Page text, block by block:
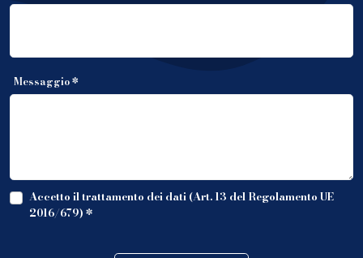
Messaggio *
Accetto il trattamento dei dati (Art. 13 del Regolamento UE
2016/679) *